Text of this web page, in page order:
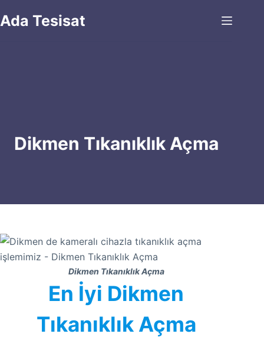
to
Ada Tesisat
Dikmen Tıkanıklık Açma
Dikmen Tıkanıklık Açma
En İyi Dikmen
Tıkanıklık Açma